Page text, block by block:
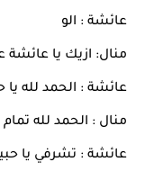
عائشة : الو
منال: ازيك يا عائشة
عائشة : الحمد لله يا
منال : الحمد لله
عائشة : تشرفي يا